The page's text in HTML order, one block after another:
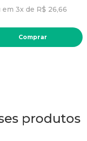
em 3x de R$ 26,66
Comprar
produtos